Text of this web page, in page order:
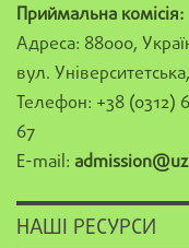
Приймальна комісія:
Адреса: 88000,
вул.
Телефон: +38 (0312)
67
E-mail:
НАШІ РЕСУРСИ